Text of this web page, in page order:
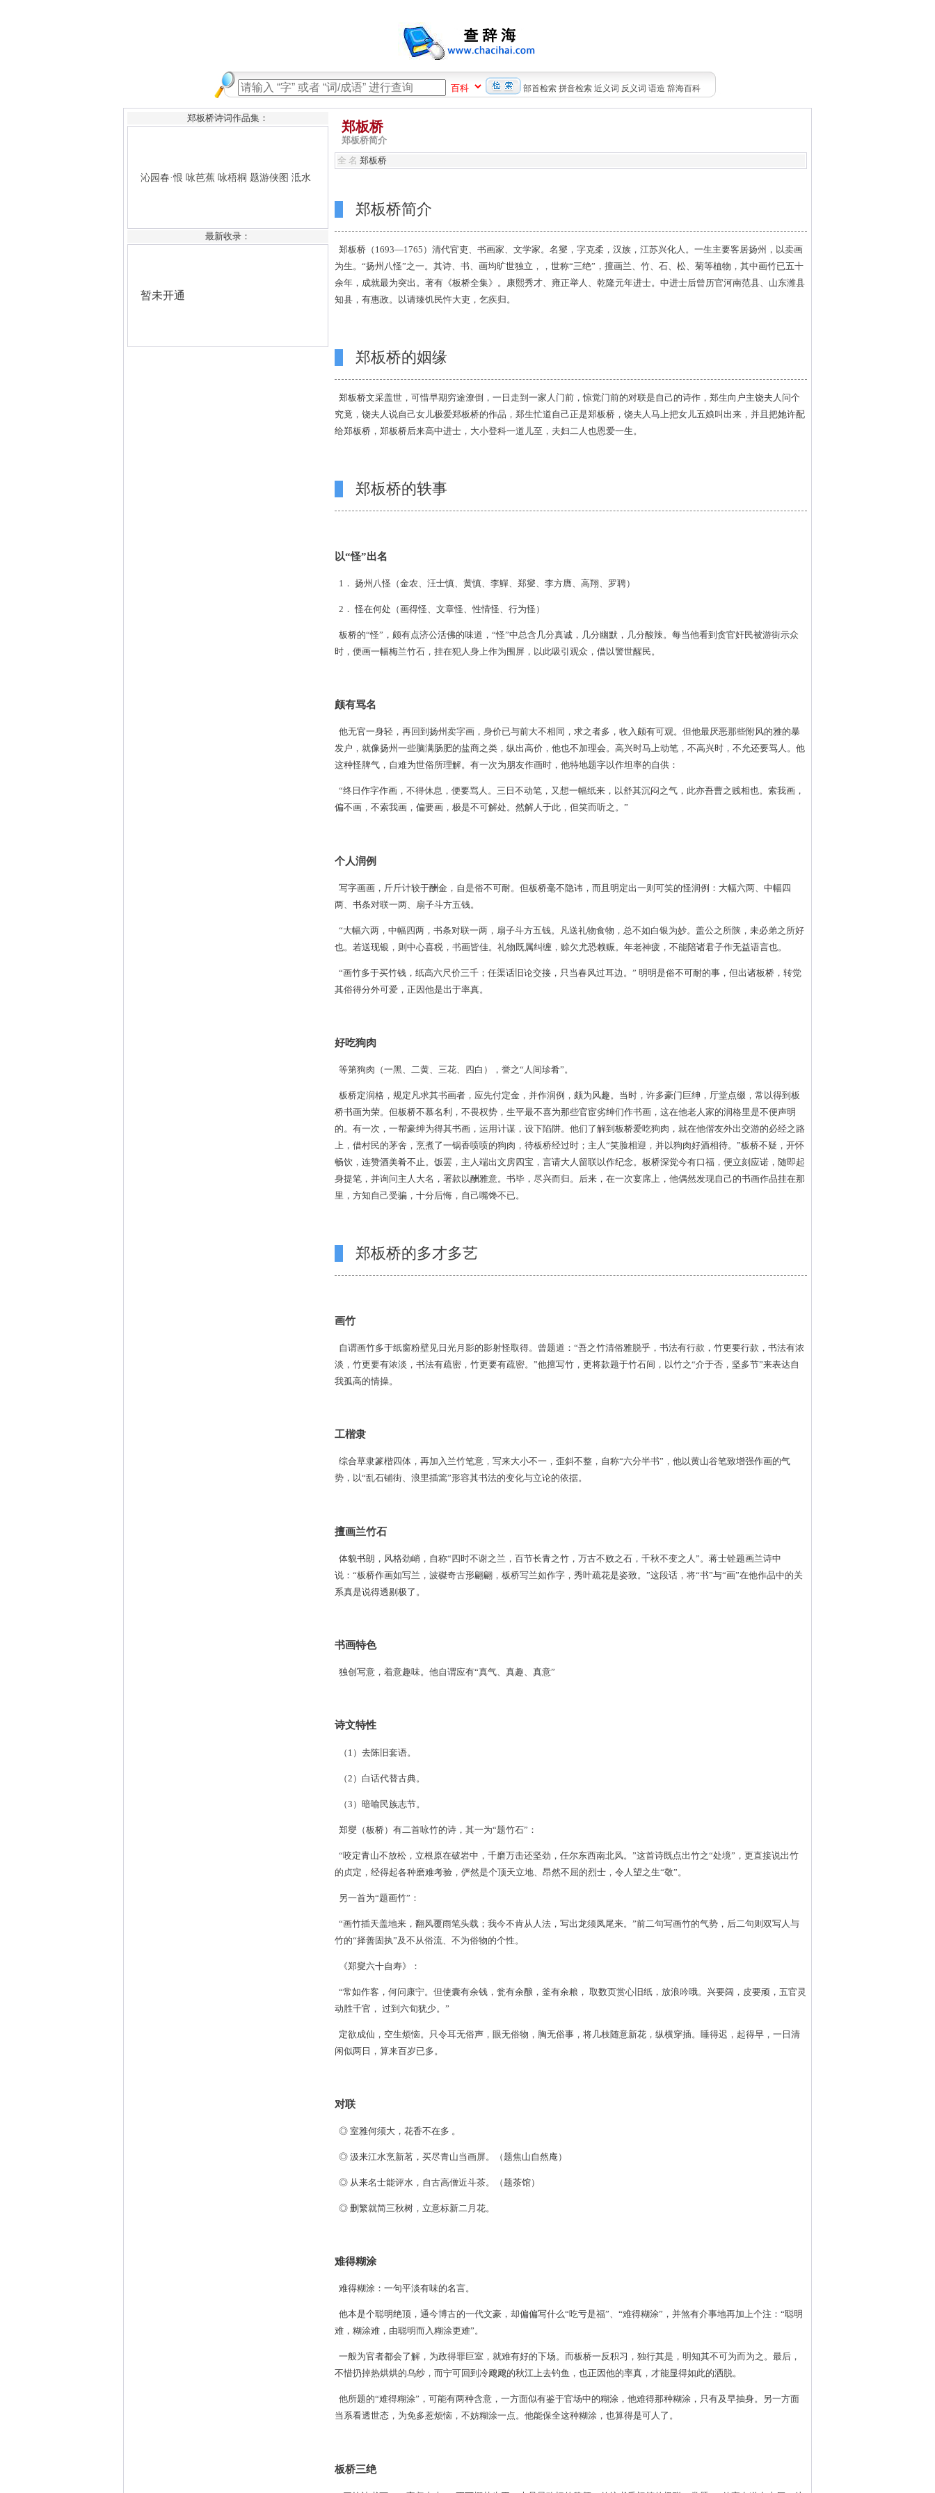
部首检索 拼音检索 近义词 反义词 语造 辞海百科
郑板桥诗词作品集：
最新收录：
暂未开通
郑板桥
郑板桥简介
全 名 郑板桥
郑板桥简介
郑板桥（1693—1765）清代官吏、书画家、文学家。名燮，字克柔，汉族，江苏兴化人。一生主要客居扬州，以卖画
为生。“扬州八怪”之一。其诗、书、画均旷世独立，，世称“三绝”，擅画兰、竹、石、松、菊等植物，其中画竹已五十
余年，成就最为突出。著有《板桥全集》。康熙秀才、雍正举人、乾隆元年进士。中进士后曾历官河南范县、山东潍县
知县，有惠政。以请臻饥民忤大吏，乞疾归。
郑板桥的姻缘
郑板桥文采盖世，可惜早期穷途潦倒，一日走到一家人门前，惊觉门前的对联是自己的诗作，郑生向户主饶夫人问个
究竟，饶夫人说自己女儿极爱郑板桥的作品，郑生忙道自己正是郑板桥，饶夫人马上把女儿五娘叫出来，并且把她许配
给郑板桥，郑板桥后来高中进士，大小登科一道儿至，夫妇二人也恩爱一生。
郑板桥的轶事
以“怪”出名
1． 扬州八怪（金农、汪士慎、黄慎、李鱓、郑燮、李方膺、高翔、罗聘）
2． 怪在何处（画得怪、文章怪、性情怪、行为怪）
板桥的“怪”，颇有点济公活佛的味道，“怪”中总含几分真诚，几分幽默，几分酸辣。每当他看到贪官奸民被游街示众
时，便画一幅梅兰竹石，挂在犯人身上作为围屏，以此吸引观众，借以警世醒民。
颇有骂名
他无官一身轻，再回到扬州卖字画，身价已与前大不相同，求之者多，收入颇有可观。但他最厌恶那些附风的雅的暴
发户，就像扬州一些脑满肠肥的盐商之类，纵出高价，他也不加理会。高兴时马上动笔，不高兴时，不允还要骂人。他
这种怪脾气，自难为世俗所理解。有一次为朋友作画时，他特地题字以作坦率的自供：
“终日作字作画，不得休息，便要骂人。三日不动笔，又想一幅纸来，以舒其沉闷之气，此亦吾曹之贱相也。索我画，
偏不画，不索我画，偏要画，极是不可解处。然解人于此，但笑而听之。”
个人润例
写字画画，斤斤计较于酬金，自是俗不可耐。但板桥毫不隐讳，而且明定出一则可笑的怪润例：大幅六两、中幅四
两、书条对联一两、扇子斗方五钱。
“大幅六两，中幅四两，书条对联一两，扇子斗方五钱。凡送礼物食物，总不如白银为妙。盖公之所陕，未必弟之所好
也。若送现银，则中心喜税，书画皆佳。礼物既属纠缠，赊欠尤恐赖赈。年老神疲，不能陪诸君子作无益语言也。
“画竹多于买竹钱，纸高六尺价三千；任渠话旧论交接，只当春风过耳边。” 明明是俗不可耐的事，但出诸板桥，转觉
其俗得分外可爱，正因他是出于率真。
好吃狗肉
等第狗肉（一黑、二黄、三花、四白），誉之“人间珍肴”。
板桥定润格，规定凡求其书画者，应先付定金，并作润例，颇为风趣。当时，许多豪门巨绅，厅堂点缀，常以得到板
桥书画为荣。但板桥不慕名利，不畏权势，生平最不喜为那些官宦劣绅们作书画，这在他老人家的润格里是不便声明
的。有一次，一帮豪绅为得其书画，运用计谋，设下陷阱。他们了解到板桥爱吃狗肉，就在他偕友外出交游的必经之路
上，借村民的茅舍，烹煮了一锅香喷喷的狗肉，待板桥经过时；主人“笑脸相迎，并以狗肉好酒相待。”板桥不疑，开怀
畅饮，连赞酒美肴不止。饭罢，主人端出文房四宝，言请大人留联以作纪念。板桥深觉今有口福，便立刻应诺，随即起
身提笔，并询问主人大名，署款以酬雅意。书毕，尽兴而归。后来，在一次宴席上，他偶然发现自己的书画作品挂在那
里，方知自己受骗，十分后悔，自己嘴馋不已。
郑板桥的多才多艺
画竹
自谓画竹多于纸窗粉壁见日光月影的影射怪取得。曾题道：“吾之竹清俗雅脱乎，书法有行款，竹更要行款，书法有浓
淡，竹更要有浓淡，书法有疏密，竹更要有疏密。”他擅写竹，更将款题于竹石间，以竹之“介于否，坚多节”来表达自
我孤高的情操。
工楷隶
综合草隶篆楷四体，再加入兰竹笔意，写来大小不一，歪斜不整，自称“六分半书”，他以黄山谷笔致增强作画的气
势，以“乱石铺街、浪里插篙”形容其书法的变化与立论的依据。
擅画兰竹石
体貌书朗，风格劲峭，自称“四时不谢之兰，百节长青之竹，万古不败之石，千秋不变之人”。蒋士铨题画兰诗中
说：“板桥作画如写兰，波磔奇古形翩翩，板桥写兰如作字，秀叶疏花是姿致。”这段话，将“书”与“画”在他作品中的关
系真是说得透剔极了。
书画特色
独创写意，着意趣味。他自谓应有“真气、真趣、真意”
诗文特性
（1）去陈旧套语。
（2）白话代替古典。
（3）暗喻民族志节。
郑燮（板桥）有二首咏竹的诗，其一为“题竹石”：
“咬定青山不放松，立根原在破岩中，千磨万击还坚劲，任尔东西南北风。”这首诗既点出竹之“处境”，更直接说出竹
的贞定，经得起各种磨难考验，俨然是个顶天立地、昂然不屈的烈士，令人望之生“敬”。
另一首为“题画竹”：
“画竹插天盖地来，翻风覆雨笔头载；我今不肯从人法，写出龙须凤尾来。”前二句写画竹的气势，后二句则双写人与
竹的“择善固执”及不从俗流、不为俗物的个性。
《郑燮六十自寿》：
“常如作客，何问康宁。但使囊有余钱，瓮有余酿，釜有余粮， 取数页赏心旧纸，放浪吟哦。兴要阔，皮要顽，五官灵
动胜千官， 过到六旬犹少。”
定欲成仙，空生烦恼。只令耳无俗声，眼无俗物，胸无俗事，将几枝随意新花，纵横穿插。睡得迟，起得早，一日清
闲似两日，算来百岁已多。
对联
◎ 室雅何须大，花香不在多 。
◎ 汲来江水烹新茗，买尽青山当画屏。（题焦山自然庵）
◎ 从来名士能评水，自古高僧近斗茶。（题茶馆）
◎ 删繁就简三秋树，立意标新二月花。
难得糊涂
难得糊涂：一句平淡有味的名言。
他本是个聪明绝顶，通今博古的一代文豪，却偏偏写什么“吃亏是福”、“难得糊涂”，并煞有介事地再加上个注：“聪明
难，糊涂难，由聪明而入糊涂更难”。
一般为官者都会了解，为政得罪巨室，就难有好的下场。而板桥一反积习，独行其是，明知其不可为而为之。最后，
不惜扔掉热烘烘的乌纱，而宁可回到冷飕飕的秋江上去钓鱼，也正因他的率真，才能显得如此的洒脱。
他所题的“难得糊涂”，可能有两种含意，一方面似有鉴于官场中的糊涂，他难得那种糊涂，只有及早抽身。另一方面
当系看透世态，为免多惹烦恼，不妨糊涂一点。他能保全这种糊涂，也算得是可人了。
板桥三绝